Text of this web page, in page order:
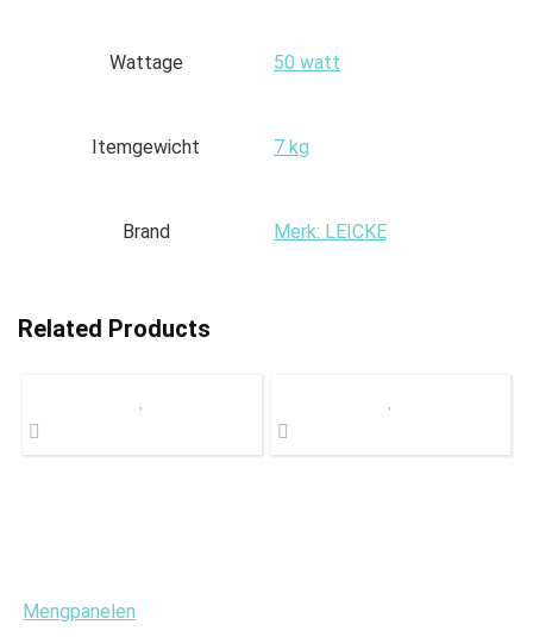
Wattage ‎50 watt
Itemgewicht ‎7 kg
Brand Merk: LEICKE
Related Products
Mengpanelen